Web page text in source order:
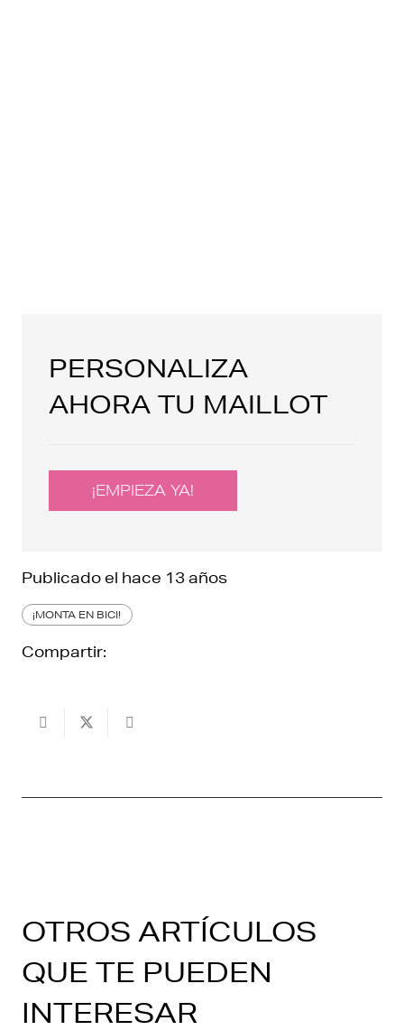
PERSONALIZA
AHORA TU MAILLOT
¡EMPIEZA YA!
Publicado el hace 13 años
¡MONTA EN BICI!
Compartir:
OTROS ARTÍCULOS
QUE TE PUEDEN
INTERESAR